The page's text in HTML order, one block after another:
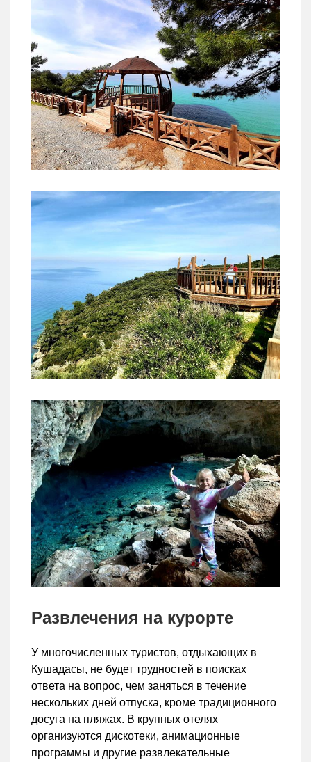
Развлечения на курорте
У многочисленных туристов, отдыхающих в
Кушадасы, не будет трудностей в поисках
ответа на вопрос, чем заняться в течение
нескольких дней отпуска, кроме традиционного
досуга на пляжах. В крупных отелях
организуются дискотеки, анимационные
программы и другие развлекательные